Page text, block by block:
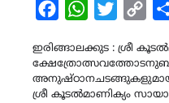
FacebookWhatsAppTwitterCopy
ഇരിങ്ങാലക്കുട : ശ്രീ
അനുഷ്ഠാനചടങ്ങുകളുമായി
ശ്രീ കൂടൽമാണിക്യം